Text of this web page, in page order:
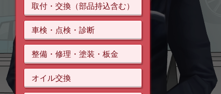
取付・交換（部品持込含む）
車検・点検・診断
整備・修理・塗装・板金
オイル交換